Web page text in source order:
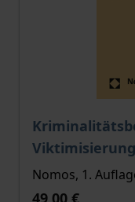
Der Preis
Nomos, 1.
49,00 €